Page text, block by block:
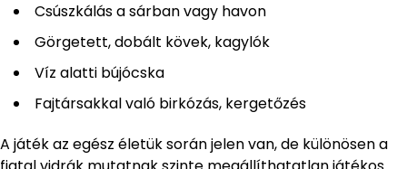
Csúszkálás a sárban vagy havon
Görgetett, dobált kövek, kagylók
Víz alatti bújócska
Fajtársakkal való birkózás, kergetőzés
A játék az egész életük során jelen van, de különösen a